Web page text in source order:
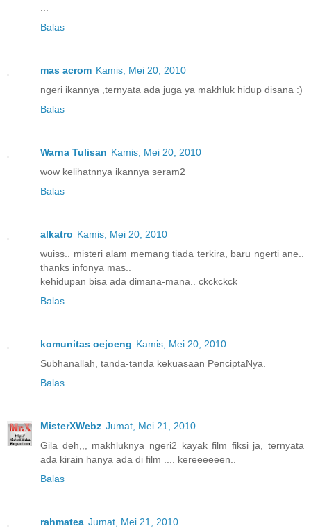
Balas
mas acrom Kamis, Mei 20, 2010
ngeri ikannya ,ternyata ada juga ya makhluk hidup disana :)
Balas
Warna Tulisan Kamis, Mei 20, 2010
wow kelihatnnya ikannya seram2
Balas
alkatro Kamis, Mei 20, 2010
wuiss.. misteri alam memang tiada terkira, baru ngerti ane..
thanks infonya mas..
kehidupan bisa ada dimana-mana.. ckckckck
Balas
komunitas oejoeng Kamis, Mei 20, 2010
Subhanallah, tanda-tanda kekuasaan PenciptaNya.
Balas
MisterXWebz Jumat, Mei 21, 2010
Gila deh,,, makhluknya ngeri2 kayak film fiksi ja, ternyata
ada kirain hanya ada di film .... kereeeeeen..
Balas
rahmatea Jumat, Mei 21, 2010